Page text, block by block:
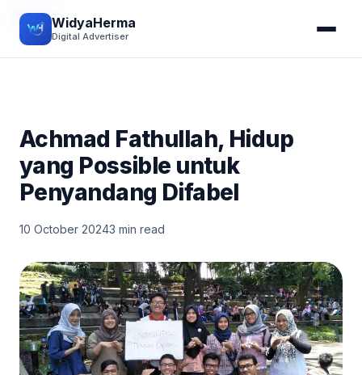
WidyaHerma
Digital Advertiser
STORY
Achmad Fathullah, Hidup
yang Possible untuk
Penyandang Difabel
10 October 20243 min read